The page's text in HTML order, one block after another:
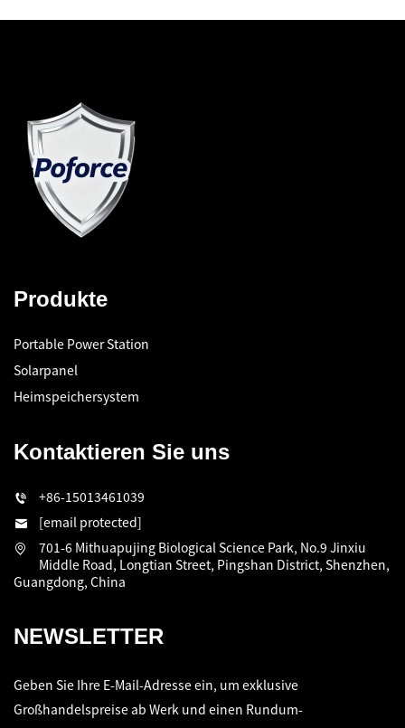
Produkte
Portable Power Station
Solarpanel
Heimspeichersystem
Kontaktieren Sie uns
+86-15013461039
[email protected]
701-6 Mithuapujing Biological Science Park, No.9 Jinxiu
Middle Road, Longtian Street, Pingshan District, Shenzhen,
Guangdong, China
NEWSLETTER
Geben Sie Ihre E-Mail-Adresse ein, um exklusive
Großhandelspreise ab Werk und einen Rundum-